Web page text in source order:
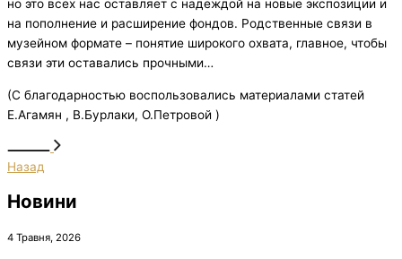
но это всех нас оставляет с надеждой на новые экспозиции и
на пополнение и расширение фондов. Родственные связи в
музейном формате – понятие широкого охвата, главное, чтобы
связи эти оставались прочными…
(С благодарностью воспользовались материалами статей
Е.Агамян , В.Бурлаки, О.Петровой )
Назад
Новини
4 Травня, 2026